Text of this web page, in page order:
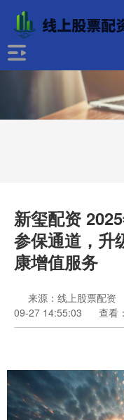
新玺配资
参保通道，升
康增值服务
来源：线上股票配资
09-27 14:55:03
查看